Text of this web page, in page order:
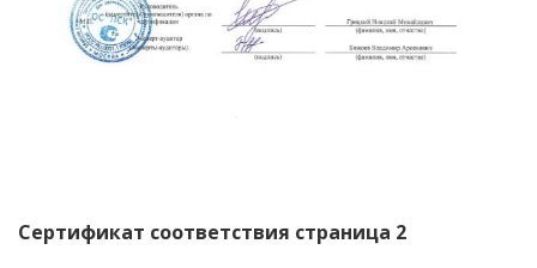
Сертификат соответствия страница 2